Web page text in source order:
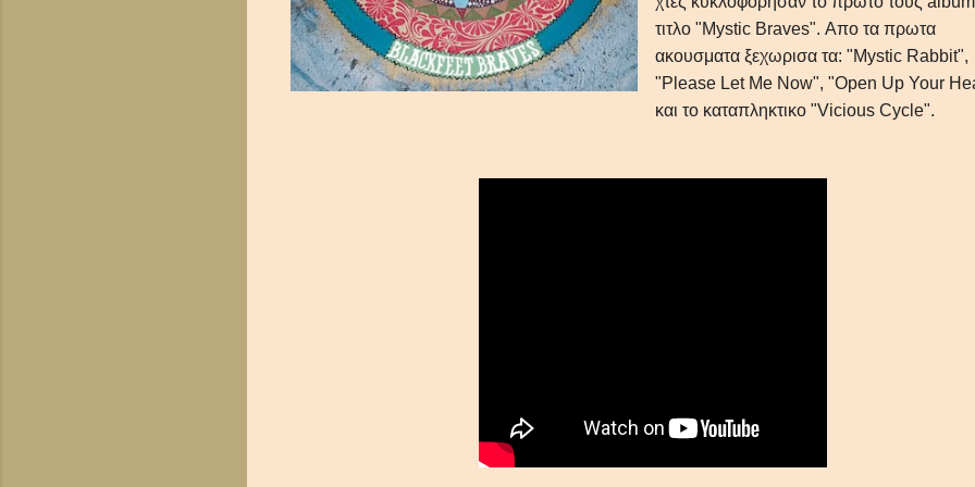
τιτλο "Mystic Braves". Απο τα πρωτα
ακουσματα ξεχωρισα τα: "Mystic Rabbit",
"Please Let Me Now", "Open Up Your
και το καταπληκτικο "Vicious Cycle".